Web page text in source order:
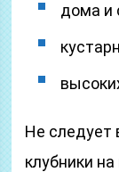
дома и
Не следует
клубники